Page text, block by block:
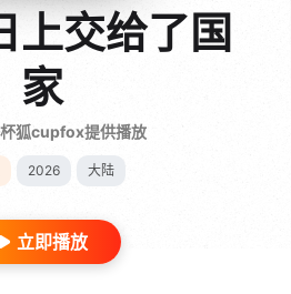
上交给了国
家
狐cupfox提供播放
2026 大陆
立即播放